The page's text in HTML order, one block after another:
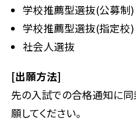
学校推薦型選抜(公募制)
学校推薦型選抜(指定校)
社会人選抜
[出願方法]
先の入試での合格通知に
願してください。